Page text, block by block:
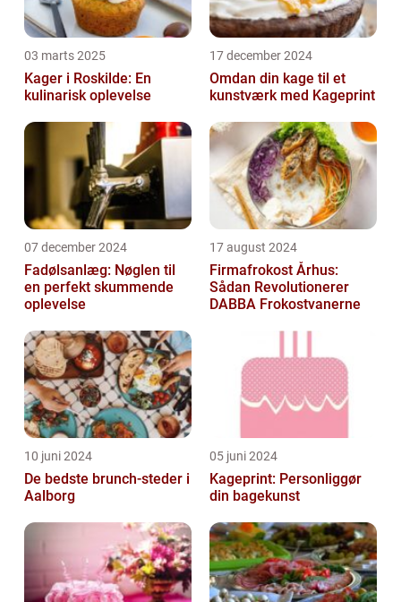
03 marts 2025
Kager i Roskilde: En
kulinarisk oplevelse
17 december 2024
Omdan din kage til et
kunstværk med Kageprint
07 december 2024
Fadølsanlæg: Nøglen til
en perfekt skummende
oplevelse
17 august 2024
Firmafrokost Århus:
Sådan Revolutionerer
DABBA Frokostvanerne
10 juni 2024
De bedste brunch-steder i
Aalborg
05 juni 2024
Kageprint: Personliggør
din bagekunst